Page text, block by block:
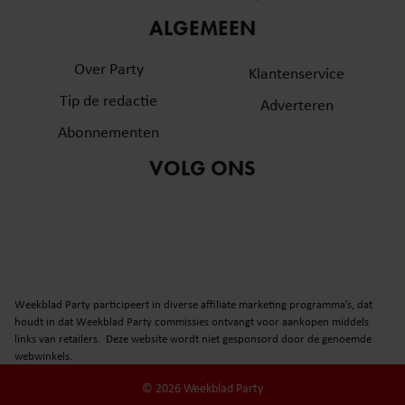
partners voor social media, adverteren en analyse. Deze
informatie die u aan ze heeft verstrekt of die ze hebben
verzameld op basis van uw gebruik van hun services. U
gebruiken.
ALGEMEEN
Over Party
Tip de redactie
Abonnementen
Klantenservice
Adverteren
VOLG ONS
Weekblad Party participeert in diverse affiliate marketing programma’s, dat
houdt in dat Weekblad Party commissies ontvangt voor aankopen middels
links van retailers. Deze website wordt niet gesponsord door de genoemde
webwinkels.
© 2026 Weekblad Party